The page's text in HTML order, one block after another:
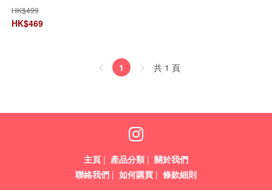
HK$499
HK$469
1 共 1 頁
主頁 | 產品分類 | 關於我們
聯絡我們 | 如何購買 | 條款細則